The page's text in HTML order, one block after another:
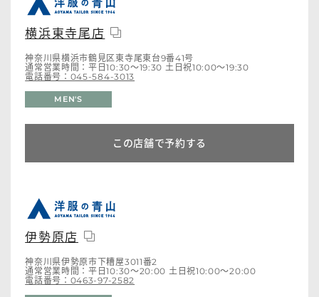
横浜東寺尾店
神奈川県横浜市鶴見区東寺尾東台9番41号
通常営業時間：平日10:30～19:30 土日祝10:00～19:30
電話番号：045-584-3013
MEN'S
この店舗で予約する
伊勢原店
神奈川県伊勢原市下糟屋3011番2
通常営業時間：平日10:30～20:00 土日祝10:00～20:00
電話番号：0463-97-2582